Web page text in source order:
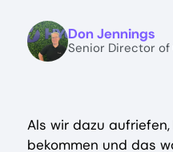
ImageDon Jennings
Senior Director of
Als wir dazu
bekommen und das